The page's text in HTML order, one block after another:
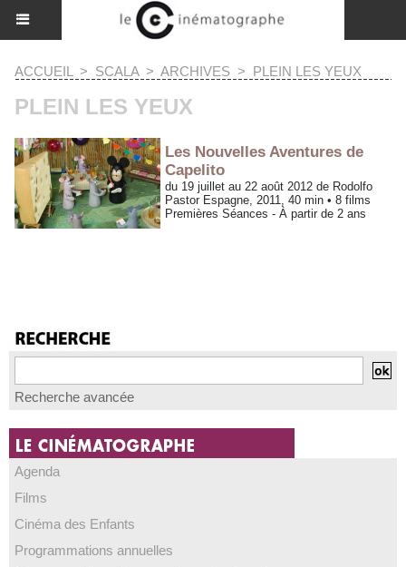
ACCUEIL > SCALA > ARCHIVES > PLEIN LES YEUX
PLEIN LES YEUX
Les Nouvelles Aventures de
Capelito
du 19 juillet au 22 août 2012 de Rodolfo
Pastor Espagne, 2011, 40 min • 8 films
Premières Séances - À partir de 2 ans
Recherche avancée
Agenda
Films
Cinéma des Enfants
Programmations annuelles